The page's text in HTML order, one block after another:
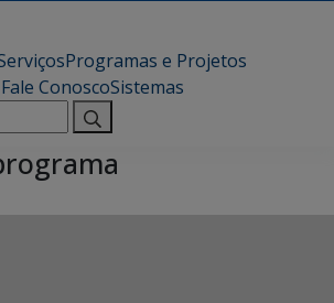
Programas e Projetos
Fale ConoscoSistemas